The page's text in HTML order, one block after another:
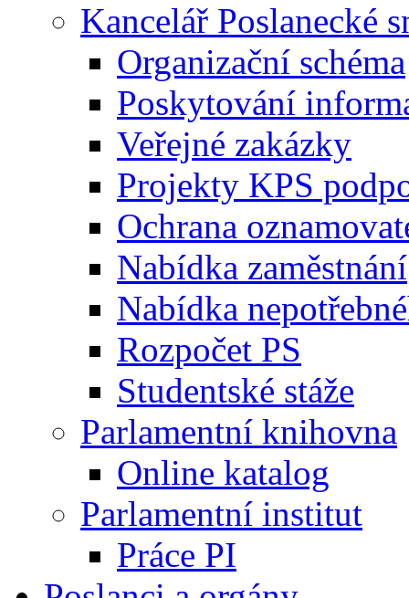
Kancelář Poslanecké
Organizační schéma
Poskytování
Veřejné zakázky
Projekty KPS
Ochrana
Nabídka zaměstnání
Nabídka
Rozpočet PS
Studentské stáže
Parlamentní knihovna
Online katalog
Parlamentní institut
Práce PI